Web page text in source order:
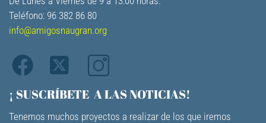
Teléfono: 96 382 86 80
info@amigosnaugran.org
¡ SUSCRÍBETE A LAS NOTICIAS!
Tenemos muchos proyectos a realizar de los que iremos